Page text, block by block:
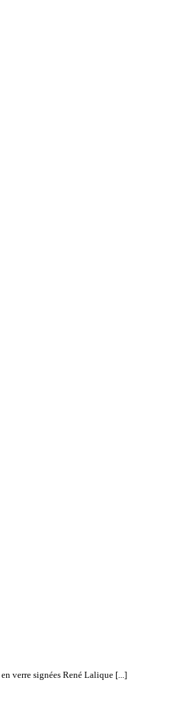
en verre signées René Lalique [...]